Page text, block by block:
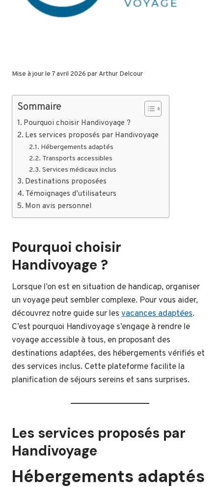
Mise à jour le 7 avril 2026 parArthur Delcour
Sommaire
Pourquoi choisir Handivoyage ?
Les services proposés par Handivoyage
Hébergements adaptés
Transports accessibles
Services médicaux inclus
Destinations proposées
Témoignages d’utilisateurs
Mon avis personnel
Pourquoi choisir
Handivoyage ?
Lorsque l’on est en situation de handicap, organiser
un voyage peut sembler complexe. Pour vous aider,
découvrez notre guide sur les vacances adaptées.
C’est pourquoi Handivoyage s’engage à rendre le
voyage accessible à tous, en proposant des
destinations adaptées, des hébergements vérifiés et
des services inclus. Cette plateforme facilite la
planification de séjours sereins et sans surprises.
Les services proposés par
Handivoyage
Hébergements adaptés